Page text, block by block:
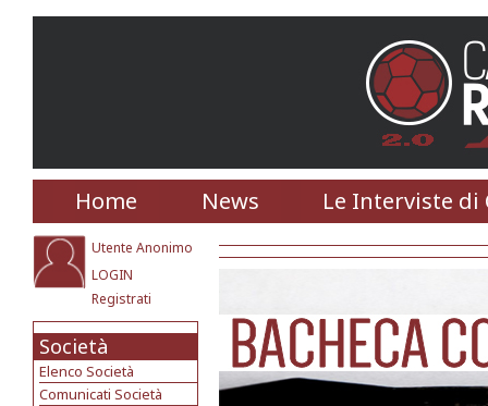
Home News Le Interviste di
Utente Anonimo
LOGIN
Registrati
Società
Elenco Società
Comunicati Società